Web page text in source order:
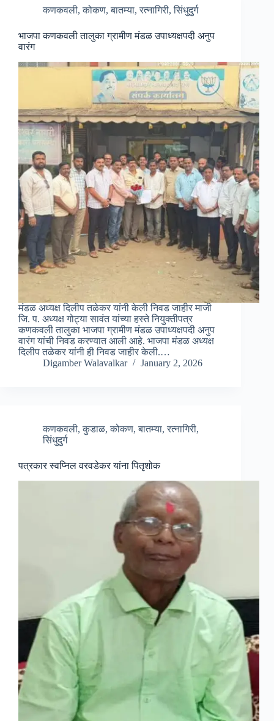
कणकवली,कोकण,बातम्या,रत्नागिरी,सिंधुदुर्ग
भाजपा कणकवली तालुका ग्रामीण मंडळ उपाध्यक्षपदी अनुप
वारंग
मंडळ अध्यक्ष दिलीप तळेकर यांनी केली निवड जाहीर माजी
जि. प. अध्यक्ष गोट्या सावंत यांच्या हस्ते नियुक्तीपत्र
कणकवली तालुका भाजपा ग्रामीण मंडळ उपाध्यक्षपदी अनुप
वारंग यांची निवड करण्यात आली आहे. भाजपा मंडळ अध्यक्ष
दिलीप तळेकर यांनी ही निवड जाहीर केली.…
Digamber Walavalkar
January 2, 2026
कणकवली,कुडाळ,कोकण,बातम्या,रत्नागिरी,
सिंधुदुर्ग
पत्रकार स्वप्निल वरवडेकर यांना पितृशोक